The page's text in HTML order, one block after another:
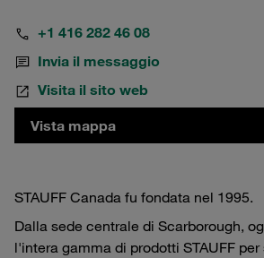
+1 416 282 46 08
Invia il messaggio
Visita il sito web
Vista mappa
STAUFF Canada fu fondata nel 1995.
Dalla sede centrale di Scarborough,
l'intera gamma di prodotti STAUFF